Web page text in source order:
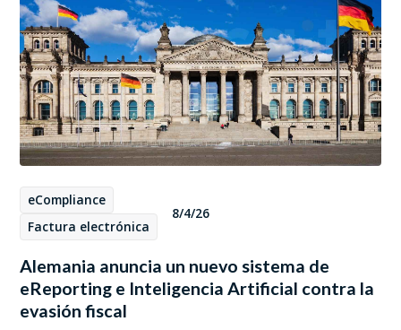
eCompliance
Factura electrónica
8/4/26
Alemania anuncia un nuevo sistema de
eReporting e Inteligencia Artificial contra la
evasión fiscal